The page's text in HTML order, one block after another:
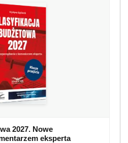
2027. Nowe
eksperta